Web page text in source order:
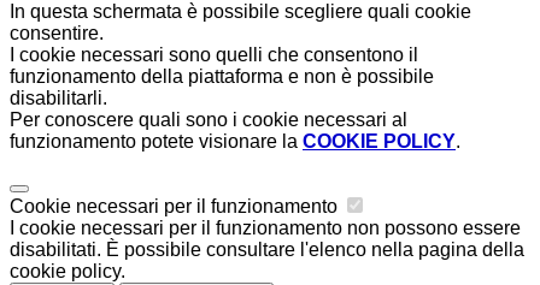
In questa schermata è possibile scegliere quali cookie
consentire.
I cookie necessari sono quelli che consentono il
funzionamento della piattaforma e non è possibile
disabilitarli.
Per conoscere quali sono i cookie necessari al
funzionamento potete visionare la COOKIE POLICY.
Cookie necessari per il funzionamento
I cookie necessari per il funzionamento non possono essere
disabilitati. È possibile consultare l'elenco nella pagina della
cookie policy.